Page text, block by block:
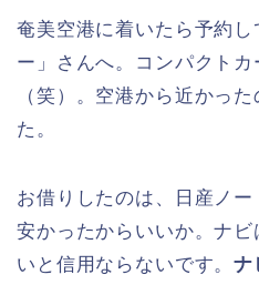
奄美空港に着いたら予約
ー」さんへ。コンパクト
（笑）。空港から近かっ
た。
お借りしたのは、日産ノー
安かったからいいか。ナ
いと信用ならないです。ナ